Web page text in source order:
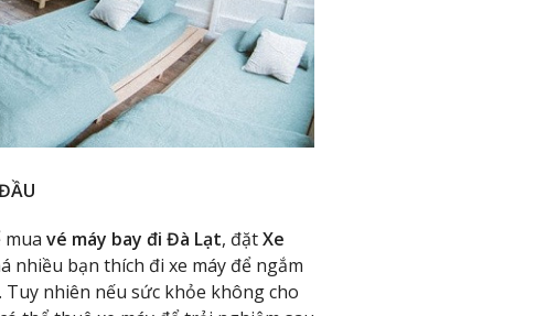
vé máy bay đi Đà Lạt, đặtXe
nhiều bạn thích đi xe máy để ngắm
nhiên nếu sức khỏe không cho